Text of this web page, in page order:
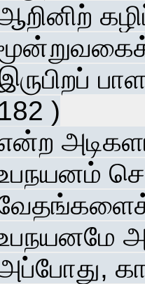
182 )